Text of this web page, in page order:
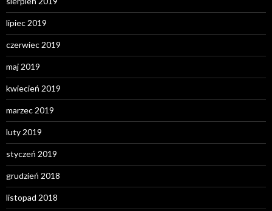
lipiec 2019
czerwiec 2019
maj 2019
kwiecień 2019
marzec 2019
luty 2019
styczeń 2019
grudzień 2018
listopad 2018